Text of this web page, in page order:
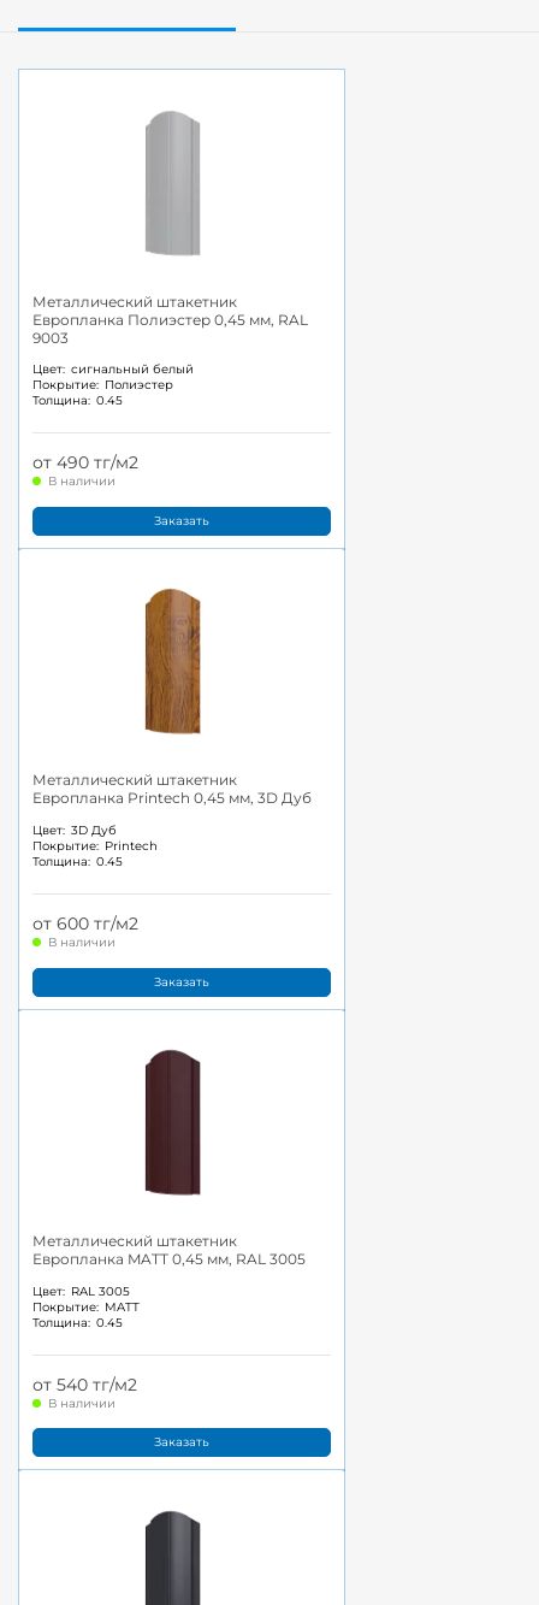
Металлический штакетник
Европланка Полиэстер 0,45 мм, RAL
9003
Цвет: сигнальный белый
Покрытие: Полиэстер
Толщина: 0.45
от 490 тг/м2
В наличии
Заказать
Металлический штакетник
Европланка Printech 0,45 мм, 3D Дуб
Цвет: 3D Дуб
Покрытие: Printech
Толщина: 0.45
от 600 тг/м2
В наличии
Заказать
Металлический штакетник
Европланка MATT 0,45 мм, RAL 3005
Цвет: RAL 3005
Покрытие: MATT
Толщина: 0.45
от 540 тг/м2
В наличии
Заказать